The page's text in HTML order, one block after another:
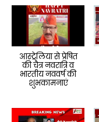
आस्ट्रेलिया से प्रेषित
की चैत्र नवरात्रि व
भारतीय नववर्ष की
शुभकामनाएं